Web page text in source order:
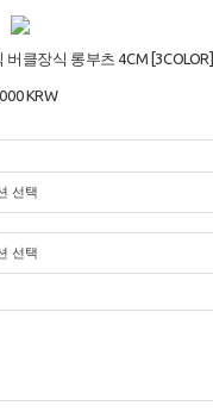
버클장식 롱부츠 4CM [3COLOR]
KRW